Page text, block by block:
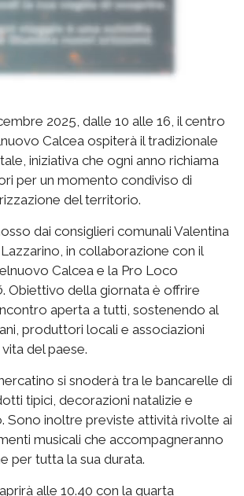
2025, dalle 10 alle 16, il centro
Calcea ospiterà il tradizionale
iniziativa che ogni anno richiama
per un momento condiviso di
del territorio.
dai consiglieri comunali Valentina
in collaborazione con il
Calcea e la Pro Loco
. Obiettivo della giornata è offrire
aperta a tutti, sostenendo al
produttori locali e associazioni
del paese.
si snoderà tra le bancarelle di
tipici, decorazioni natalizie e
Sono inoltre previste attività rivolte ai
musicali che accompagneranno
per tutta la sua durata.
alle 10.40 con la quarta